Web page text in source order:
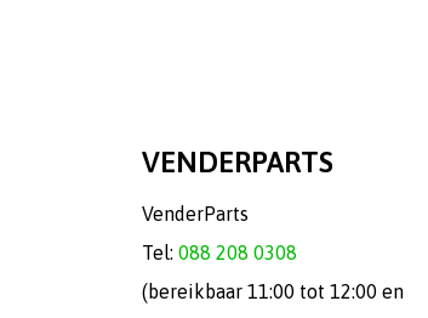
VENDERPARTS
VenderParts
Tel: 088 208 0308
(bereikbaar 11:00 tot 12:00 en